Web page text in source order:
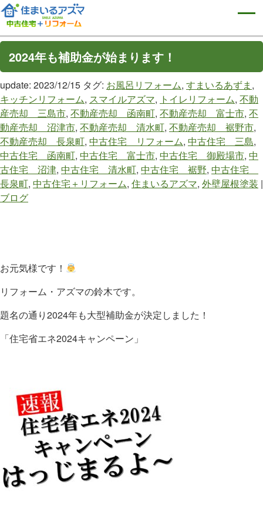
2024年も補助金が始まります！
update: 2023/12/15 タグ: お風呂リフォーム, すまいるあずま ,
キッチンリフォーム, スマイルアズマ, トイレリフォーム, 不動
産売却 三島市, 不動産売却 函南町, 不動産売却 富士市, 不
動産売却 沼津市, 不動産売却 清水町, 不動産売却 裾野市,
不動産売却 長泉町, 中古住宅 リフォーム, 中古住宅 三島,
中古住宅 函南町, 中古住宅 富士市, 中古住宅 御殿場市, 中
古住宅 沼津, 中古住宅 清水町, 中古住宅 裾野, 中古住宅
長泉町, 中古住宅＋リフォーム, 住まいるアズマ, 外壁屋根塗装 |
ブログ
お元気様です！
リフォーム・アズマの鈴木です。
題名の通り2024年も大型補助金が決定しました！
「住宅省エネ2024キャンペーン」